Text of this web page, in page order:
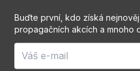
Buďte první, kdo získá
propagačních akcích a mnoho